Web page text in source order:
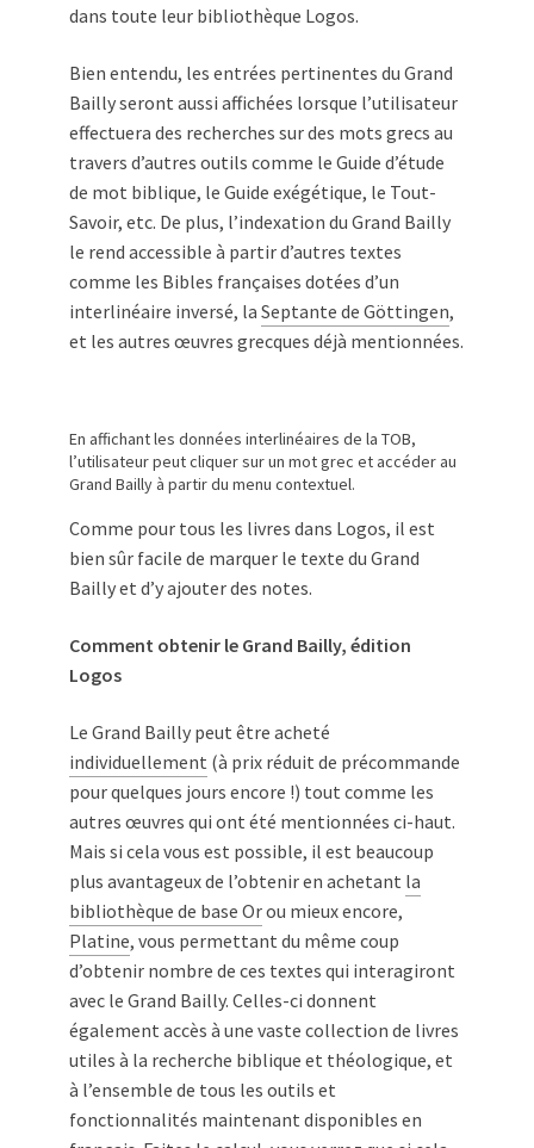
dans toute leur bibliothèque Logos.
Bien entendu, les entrées pertinentes du Grand
Bailly seront aussi affichées lorsque l’utilisateur
effectuera des recherches sur des mots grecs au
travers d’autres outils comme le Guide d’étude
de mot biblique, le Guide exégétique, le Tout-
Savoir, etc. De plus, l’indexation du Grand Bailly
le rend accessible à partir d’autres textes
comme les Bibles françaises dotées d’un
interlinéaire inversé, la Septante de Göttingen,
et les autres œuvres grecques déjà mentionnées.
En affichant les données interlinéaires de la TOB,
l’utilisateur peut cliquer sur un mot grec et accéder au
Grand Bailly à partir du menu contextuel.
Comme pour tous les livres dans Logos, il est
bien sûr facile de marquer le texte du Grand
Bailly et d’y ajouter des notes.
Comment obtenir le Grand Bailly, édition
Logos
Le Grand Bailly peut être acheté
individuellement (à prix réduit de précommande
pour quelques jours encore !) tout comme les
autres œuvres qui ont été mentionnées ci-haut.
Mais si cela vous est possible, il est beaucoup
plus avantageux de l’obtenir en achetant la
bibliothèque de base Orou mieux encore,
Platine, vous permettant du même coup
d’obtenir nombre de ces textes qui interagiront
avec le Grand Bailly. Celles-ci donnent
également accès à une vaste collection de livres
utiles à la recherche biblique et théologique, et
à l’ensemble de tous les outils et
fonctionnalités maintenant disponibles en